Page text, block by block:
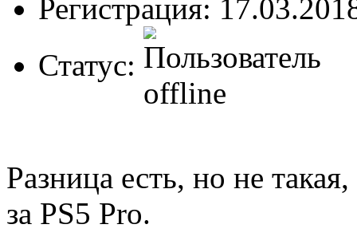
Регистрация:
Статус:
Разница есть, но не
за PS5 Pro.